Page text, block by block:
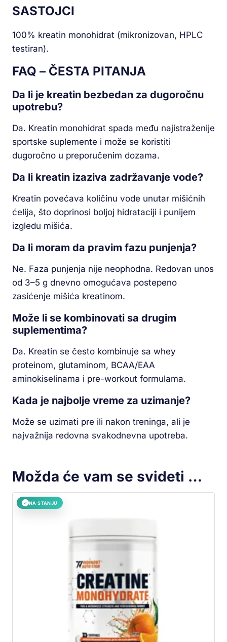
SASTOJCI
100% kreatin monohidrat (mikronizovan, HPLC
testiran).
FAQ – ČESTA PITANJA
Da li je kreatin bezbedan za dugoročnu
upotrebu?
Da. Kreatin monohidrat spada među najistraženije
sportske suplemente i može se koristiti
dugoročno u preporučenim dozama.
Da li kreatin izaziva zadržavanje vode?
Kreatin povećava količinu vode unutar mišićnih
ćelija, što doprinosi boljoj hidrataciji i punijem
izgledu mišića.
Da li moram da pravim fazu punjenja?
Ne. Faza punjenja nije neophodna. Redovan unos
od 3–5 g dnevno omogućava postepeno
zasićenje mišića kreatinom.
Može li se kombinovati sa drugim
suplementima?
Da. Kreatin se često kombinuje sa whey
proteinom, glutaminom, BCAA/EAA
aminokiselinama i pre-workout formulama.
Kada je najbolje vreme za uzimanje?
Može se uzimati pre ili nakon treninga, ali je
najvažnija redovna svakodnevna upotreba.
Možda će vam se svideti …
✓ NA STANJU